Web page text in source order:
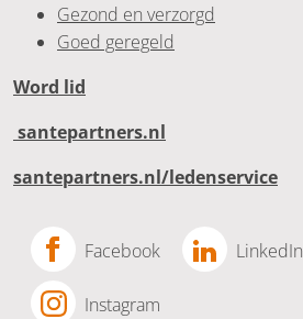
Gezond en verzorgd
Goed geregeld
Word lid
santepartners.nl
santepartners.nl/ledenservice
Facebook LinkedIn
Instagram